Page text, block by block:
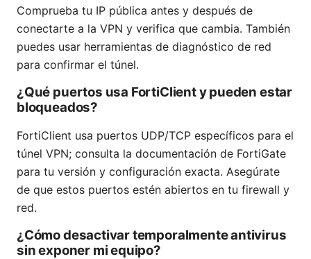
Comprueba tu IP pública antes y después de
conectarte a la VPN y verifica que cambia. También
puedes usar herramientas de diagnóstico de red
para confirmar el túnel.
¿Qué puertos usa FortiClient y pueden estar
bloqueados?
FortiClient usa puertos UDP/TCP específicos para el
túnel VPN; consulta la documentación de FortiGate
para tu versión y configuración exacta. Asegúrate
de que estos puertos estén abiertos en tu firewall y
red.
¿Cómo desactivar temporalmente antivirus
sin exponer mi equipo?